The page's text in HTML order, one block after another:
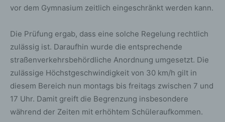
vor dem Gymnasium zeitlich eingeschränkt werden kann.
Die Prüfung ergab, dass eine solche Regelung rechtlich
zulässig ist. Daraufhin wurde die entsprechende
straßenverkehrsbehördliche Anordnung umgesetzt. Die
zulässige Höchstgeschwindigkeit von 30 km/h gilt in
diesem Bereich nun montags bis freitags zwischen 7 und
17 Uhr. Damit greift die Begrenzung insbesondere
während der Zeiten mit erhöhtem Schüleraufkommen.